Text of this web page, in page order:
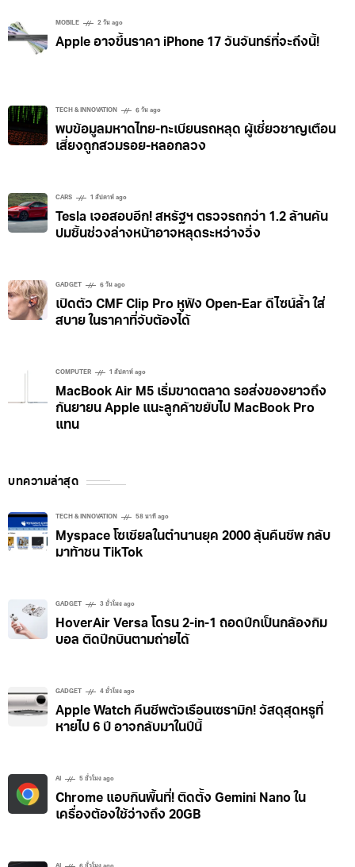
MOBILE 2 วัน ago
Apple อาจขึ้นราคา iPhone 17 วันจันทร์ที่จะถึงนี้!
TECH & INNOVATION 6 วัน ago
พบข้อมูลมหาดไทย-ทะเบียนรถหลุด ผู้เชี่ยวชาญเตือน
เสี่ยงถูกสวมรอย-หลอกลวง
CARS 1 สัปดาห์ ago
Tesla เจอสอบอีก! สหรัฐฯ ตรวจรถกว่า 1.2 ล้านคัน
ปมชิ้นช่วงล่างหน้าอาจหลุดระหว่างวิ่ง
GADGET 6 วัน ago
เปิดตัว CMF Clip Pro หูฟัง Open-Ear ดีไซน์ล้ำ ใส่
สบาย ในราคาที่จับต้องได้
COMPUTER 1 สัปดาห์ ago
MacBook Air M5 เริ่มขาดตลาด รอส่งของยาวถึง
กันยายน Apple แนะลูกค้าขยับไป MacBook Pro
แทน
บทความล่าสุด
TECH & INNOVATION 58 นาที ago
Myspace โซเชียลในตำนานยุค 2000 ลุ้นคืนชีพ กลับ
มาท้าชน TikTok
GADGET 3 ชั่วโมง ago
HoverAir Versa โดรน 2-in-1 ถอดปีกเป็นกล้องกิม
บอล ติดปีกบินตามถ่ายได้
GADGET 4 ชั่วโมง ago
Apple Watch คืนชีพตัวเรือนเซรามิก! วัสดุสุดหรูที่
หายไป 6 ปี อาจกลับมาในปีนี้
AI 5 ชั่วโมง ago
Chrome แอบกินพื้นที่! ติดตั้ง Gemini Nano ใน
เครื่องต้องใช้ว่างถึง 20GB